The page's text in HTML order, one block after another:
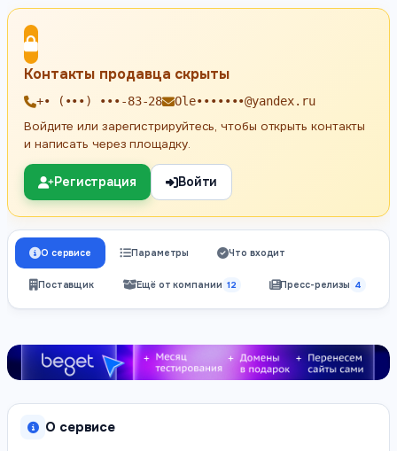
Контакты продавца скрыты
+• (•••) •••-83-28 Ole•••••••@yandex.ru
Войдите или зарегистрируйтесь, чтобы открыть контакты
и написать через площадку.
Регистрация Войти
О сервисе Параметры Что входит
Поставщик Ещё от компании 12 Пресс-релизы 4
О сервисе